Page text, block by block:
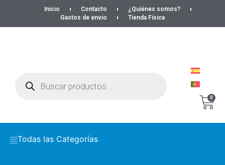
Inicio Contacto
¿Quiénes somos?
Gastos de envío
Tienda Física
0
Todas las Categorías